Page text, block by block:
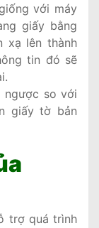
với máy
giấy bằng
xạ lên thành
tin đó sẽ
ngược so với
giấy tờ bản
trợ quá trình